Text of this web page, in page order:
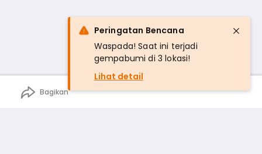
Bagikan
Peringatan Bencana
Waspada! Saat ini terjadi
gempabumi di 3 lokasi!
Lihat detail